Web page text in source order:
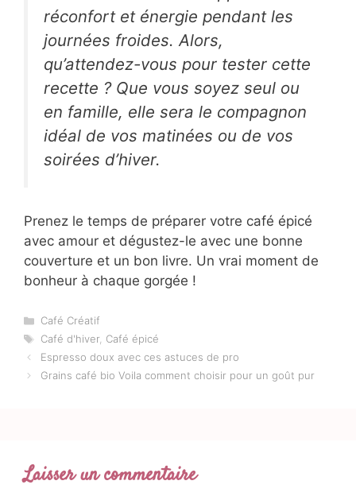
réconfort et énergie pendant les
journées froides. Alors,
qu’attendez-vous pour tester cette
recette ? Que vous soyez seul ou
en famille, elle sera le compagnon
idéal de vos matinées ou de vos
soirées d’hiver.
Prenez le temps de préparer votre café épicé
avec amour et dégustez-le avec une bonne
couverture et un bon livre. Un vrai moment de
bonheur à chaque gorgée !
Catégories
Café Créatif
Étiquettes
Café d'hiver, Café épicé
Espresso doux avec ces astuces de pro
Grains café bio Voila comment choisir pour un goût pur
Laisser un commentaire